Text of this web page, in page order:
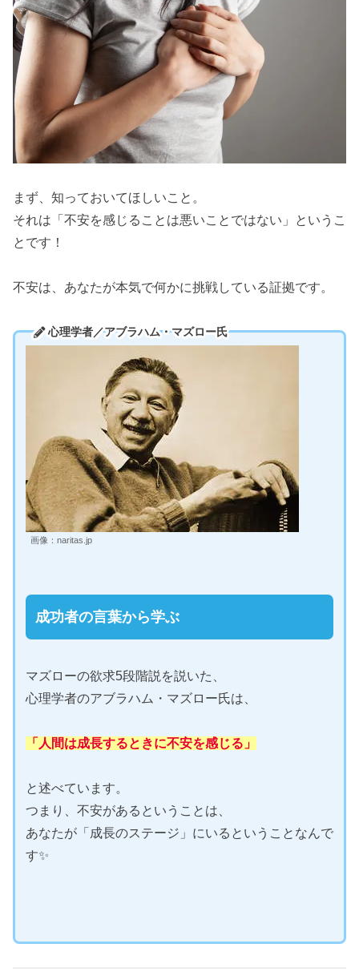
まず、知っておいてほしいこと。
それは「不安を感じることは悪いことではない」というこ
とです！
不安は、あなたが本気で何かに挑戦している証拠です。
心理学者／アブラハム・マズロー氏
画像：naritas.jp
成功者の言葉から学ぶ
マズローの欲求5段階説を説いた、
心理学者のアブラハム・マズロー氏は、
「人間は成長するときに不安を感じる」
と述べています。
つまり、不安があるということは、
あなたが「成長のステージ」にいるということなんで
す✨